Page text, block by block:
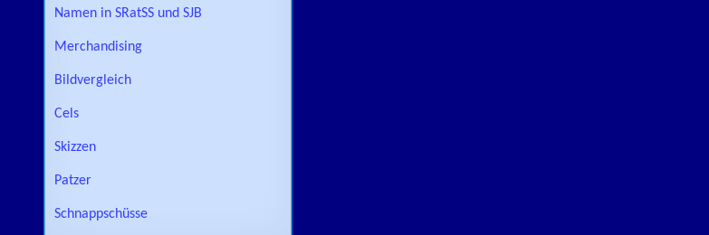
Namen in SRatSS und SJB
Merchandising
Bildvergleich
Cels
Skizzen
Patzer
Schnappschüsse